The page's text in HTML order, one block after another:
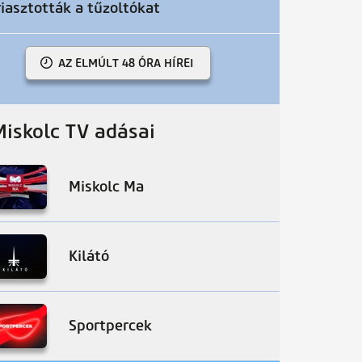
a tűzoltókat
AZ ELMÚLT 48 ÓRA HÍREI
TV adásai
Miskolc Ma
Kilátó
Sportpercek